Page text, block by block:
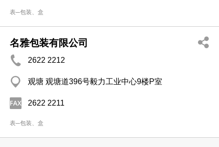
表─包装、盒
名雅包装有限公司
2622 2212
观塘 观塘道396号毅力工业中心9楼P室
2622 2211
表─包装、盒